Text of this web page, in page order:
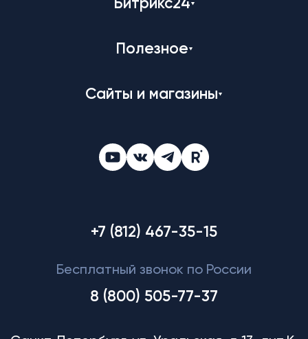
Битрикс24
Полезное
Сайты и магазины
+7 (812) 467-35-15
Бесплатный звонок по России
8 (800) 505-77-37